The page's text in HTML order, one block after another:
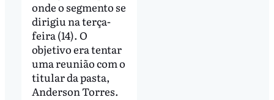
onde o segmento se
dirigiu na terça-
feira (14). O
objetivo era tentar
uma reunião com o
titular da pasta,
Anderson Torres.